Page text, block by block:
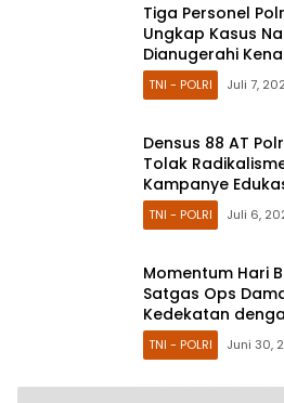
Tiga Personel
Ungkap Kasus
Dianugerahi
Biasa Anumerta
TNI - POLRI Juli 7,
Densus 88 AT
Tolak
Kampanye
Makassar
TNI - POLRI Juli 6,
Momentum Hari
Satgas Ops
Kedekatan
Bakti Sosial
TNI - POLRI Juni 30,